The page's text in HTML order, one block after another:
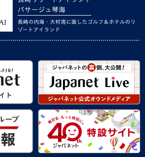
パサージュ琴海
長崎の内海・大村湾に面したゴルフ＆ホテルのリ
ゾートアイランド